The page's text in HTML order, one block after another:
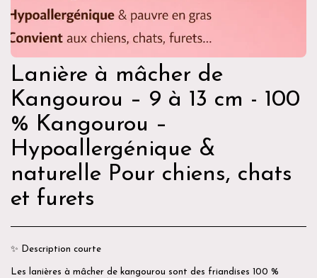
Lanière à mâcher de
Kangourou – 9 à 13 cm - 100
% Kangourou –
Hypoallergénique &
naturelle Pour chiens, chats
et furets
✨ Description courte
Les lanières à mâcher de kangourou sont des friandises 100 %